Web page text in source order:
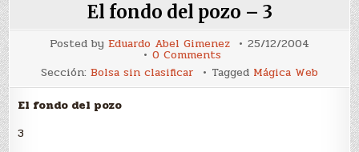
El fondo del pozo – 3
Posted by Eduardo Abel Gimenez 25/12/2004
0 Commentson
fondo
del
Sección: Bolsa sin clasificar Tagged Mágica Web
El fondo del pozo
3